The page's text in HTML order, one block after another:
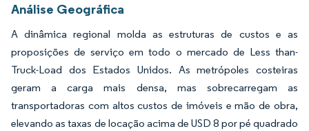
Análise Geográfica
A dinâmica regional molda as estruturas de custos e as
proposições de serviço em todo o mercado de Less than-
Truck-Load dos Estados Unidos. As metrópoles costeiras
geram a carga mais densa, mas sobrecarregam as
transportadoras com altos custos de imóveis e mão de obra,
elevando as taxas de locação acima de USD 8 por pé quadrado